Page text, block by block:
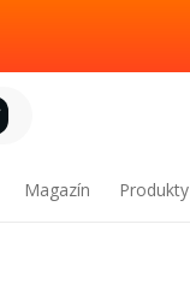
Magazín Produkty